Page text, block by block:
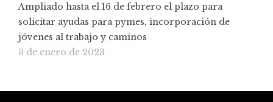
Ampliado hasta el 16 de febrero el plazo para
solicitar ayudas para pymes, incorporación de
jóvenes al trabajo y caminos
3 de enero de 2023